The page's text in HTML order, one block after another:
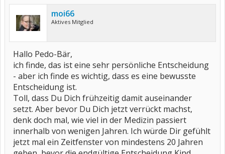
moi66
Aktives Mitglied
Hallo Pedo-Bär,
ich finde, das ist eine sehr persönliche Entscheidung
- aber ich finde es wichtig, dass es eine bewusste
Entscheidung ist.
Toll, dass Du Dich frühzeitig damit auseinander
setzt. Aber bevor Du Dich jetzt verrückt machst,
denk doch mal, wie viel in der Medizin passiert
innerhalb von wenigen Jahren. Ich würde Dir gefühlt
jetzt mal ein Zeitfenster von mindestens 20 Jahren